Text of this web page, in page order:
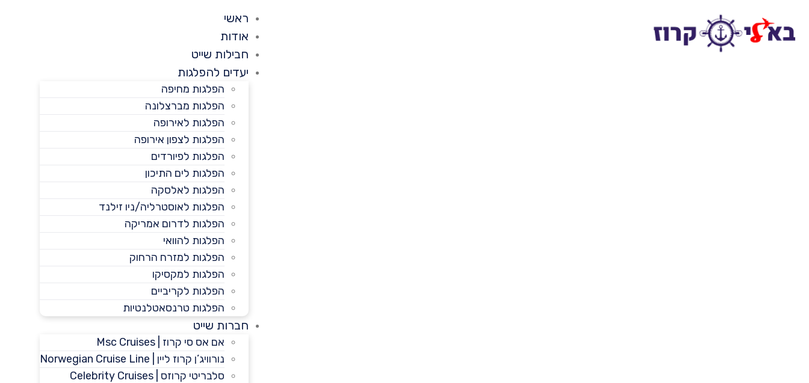
ראשי
אודות
חבילות שייט
יעדים להפלגות
הפלגות מחיפה
הפלגות מברצלונה
הפלגות לאירופה
הפלגות לצפון אירופה
הפלגות לפיורדים
הפלגות לים התיכון
הפלגות לאלסקה
הפלגות לאוסטרליה/ניו זילנד
הפלגות לדרום אמריקה
הפלגות להוואי
הפלגות למזרח הרחוק
הפלגות למקסיקו
הפלגות לקריביים
הפלגות טרנסאטלנטיות
חברות שייט
אם אס סי קרוז | Msc Cruises
נורוויג’ן קרוז ליין | Norwegian Cruise Line
סלבריטי קרוזס | Celebrity Cruises